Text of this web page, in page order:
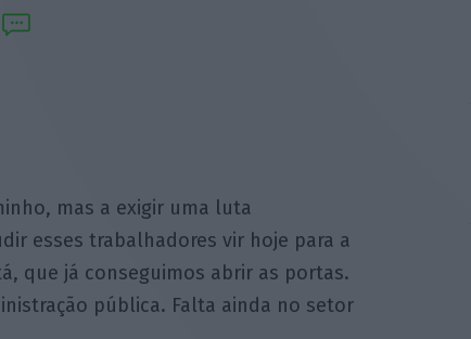
mas a exigir uma luta
esses trabalhadores vir hoje para a
que já conseguimos abrir as portas.
pública. Falta ainda no setor